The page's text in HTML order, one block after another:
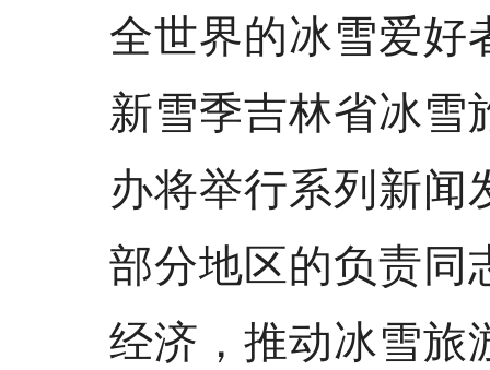
全世界的冰雪爱好
新雪季吉林省冰雪
办将举行系列新闻
部分地区的负责同
经济，推动冰雪旅